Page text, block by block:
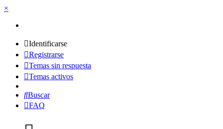
×
Identificarse
Registrarse
Temas sin respuesta
Temas activos
Buscar
FAQ